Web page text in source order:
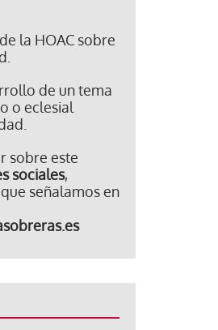
la HOAC sobre
de un tema
o eclesial
sobre este
sociales,
señalamos en